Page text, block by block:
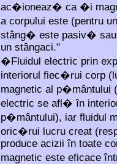
ac�ioneaz� ca �i
a corpului este (pentru
stâng� este pasiv� sau
un stângaci."
�Fluidul electric prin
interiorul fiec�rui corp
magnetic al
electric se afl� în
p�mântului), iar fluidul
oric�rui lucru creat
produce acizii în toate
magnetic este eficace